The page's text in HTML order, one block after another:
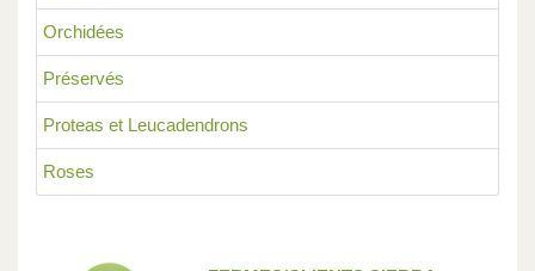
Orchidées
Préservés
Proteas et Leucadendrons
Roses